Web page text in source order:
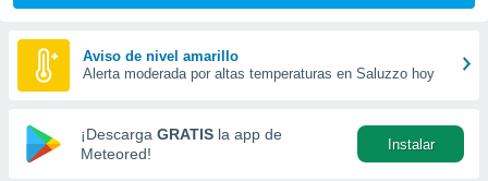
las
y
forma
digital
basada
Aviso de nivel amarillo
Alerta moderada por altas temperaturas en Saluzzo hoy
¡Descarga GRATIS la app de
Meteored!
Instalar